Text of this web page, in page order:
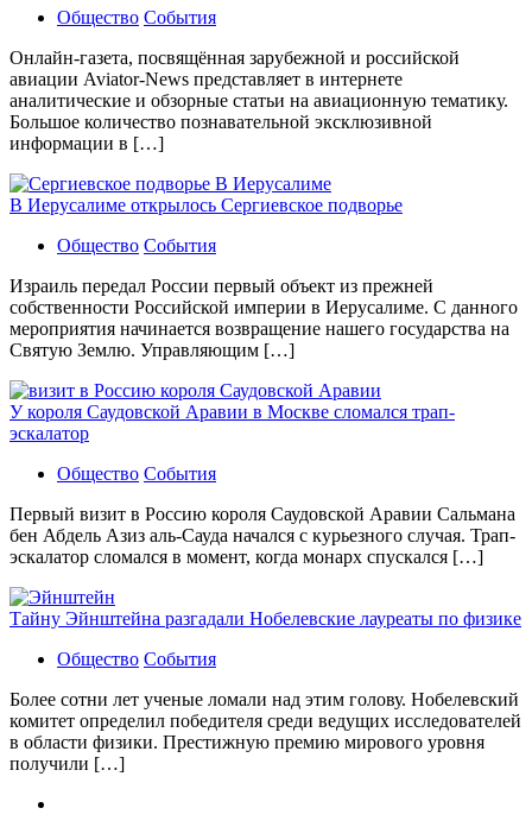
Общество События
Онлайн-газета, посвящённая зарубежной и российской
авиации Aviator-News представляет в интернете
аналитические и обзорные статьи на авиационную тематику.
Большое количество познавательной эксклюзивной
информации в […]
В Иерусалиме открылось Сергиевское подворье
Общество События
Израиль передал России первый объект из прежней
собственности Российской империи в Иерусалиме. С данного
мероприятия начинается возвращение нашего государства на
Святую Землю. Управляющим […]
У короля Саудовской Аравии в Москве сломался трап-
эскалатор
Общество События
Первый визит в Россию короля Саудовской Аравии Сальмана
бен Абдель Азиз аль-Сауда начался с курьезного случая. Трап-
эскалатор сломался в момент, когда монарх спускался […]
Тайну Эйнштейна разгадали Нобелевские лауреаты по физике
Общество События
Более сотни лет ученые ломали над этим голову. Нобелевский
комитет определил победителя среди ведущих исследователей
в области физики. Престижную премию мирового уровня
получили […]